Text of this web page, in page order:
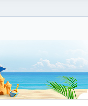
메인 주소를 확인해 보세요